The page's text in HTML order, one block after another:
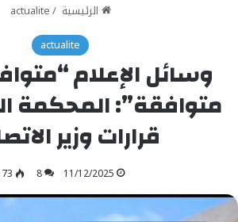
الرئيسية /
actualite
actualite
وسائل الإعلام
متوافقة”: المحكمة
قرارات وزير
11/12/2025
8